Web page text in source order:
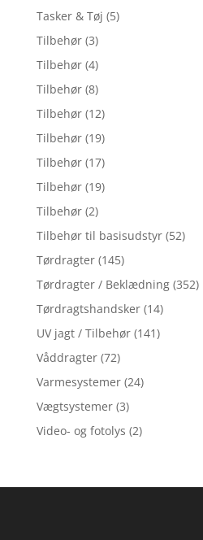
Tasker & Tøj (5)
Tilbehør (3)
Tilbehør (4)
Tilbehør (8)
Tilbehør (12)
Tilbehør (19)
Tilbehør (17)
Tilbehør (19)
Tilbehør (2)
Tilbehør til basisudstyr (52)
Tørdragter (145)
Tørdragter / Beklædning (352)
Tørdragtshandsker (14)
UV jagt / Tilbehør (141)
Våddragter (72)
Varmesystemer (24)
Vægtsystemer (3)
Video- og fotolys (2)